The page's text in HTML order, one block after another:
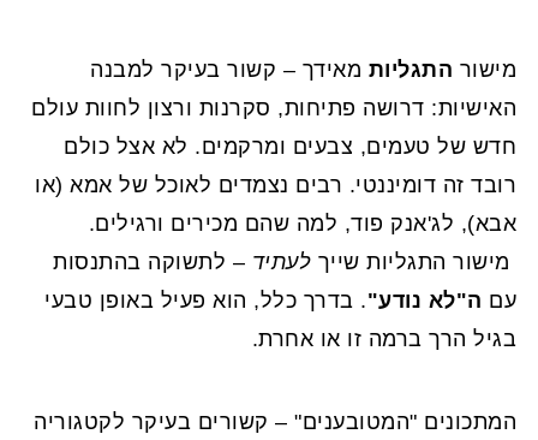
מישור התגליות מאידך – קשור בעיקר למבנה
האישיות: דרושה פתיחות, סקרנות ורצון לחוות עולם
חדש של טעמים, צבעים ומרקמים. לא אצל כולם
רובד זה דומיננטי. רבים נצמדים לאוכל של אמא (או
אבא), לג'אנק פוד, למה שהם מכירים ורגילים.
מישור התגליות שייך לעתיד – לתשוקה בהתנסות
עם ה"לא נודע". בדרך כלל, הוא פעיל באופן טבעי
בגיל הרך ברמה זו או אחרת.
המתכונים "המטובענים" – קשורים בעיקר לקטגוריה